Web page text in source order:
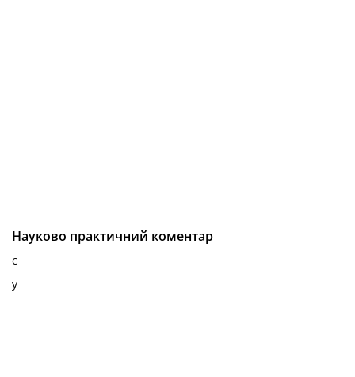
Науково практичний коментар
є
у